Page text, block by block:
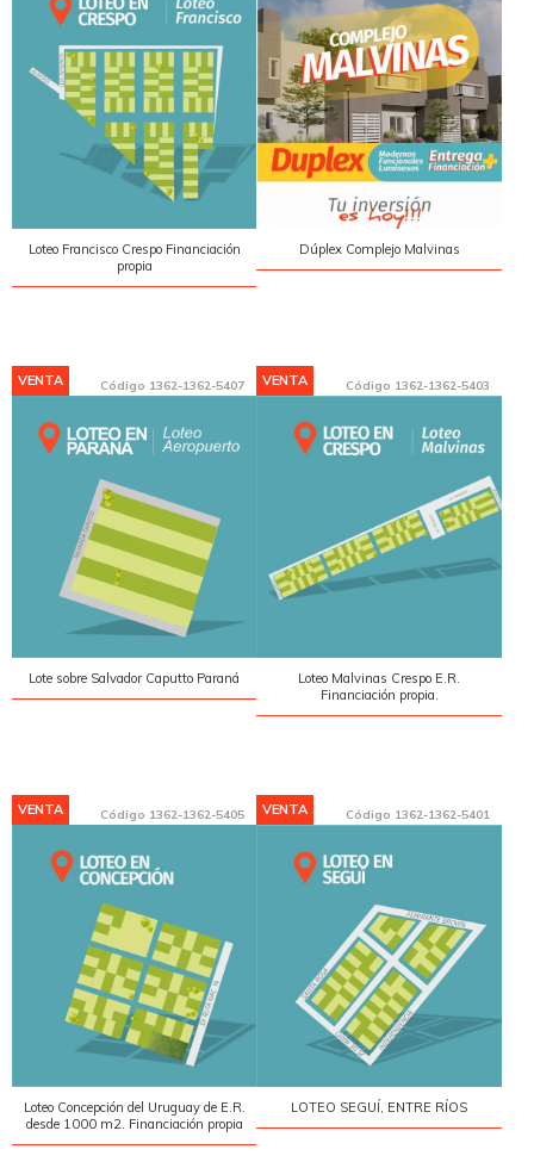
Loteo Francisco Crespo Financiación
propia
Dúplex Complejo Malvinas
Código 1362-1362-5407
VENTA
Lote sobre Salvador Caputto Paraná
Código 1362-1362-5403
VENTA
Loteo Malvinas Crespo E.R.
Financiación propia.
Código 1362-1362-5405
VENTA
Loteo Concepción del Uruguay de E.R.
desde 1000 m2. Financiación propia
Código 1362-1362-5401
VENTA
LOTEO SEGUÍ, ENTRE RÍOS